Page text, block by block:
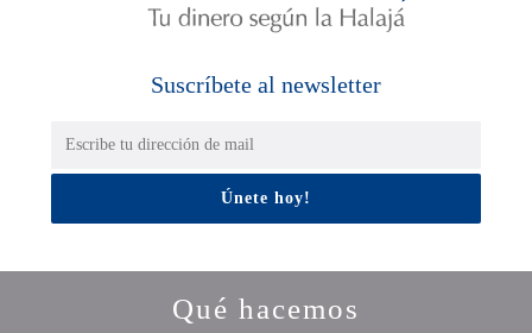
Suscríbete al newsletter
Qué hacemos